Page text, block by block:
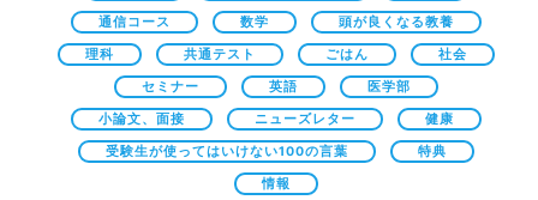
通信コース 数学 頭が良くなる教養
理科 共通テスト ごはん 社会
セミナー 英語 医学部
小論文、面接 ニューズレター 健康
受験生が使ってはいけない100の言葉 特典
情報